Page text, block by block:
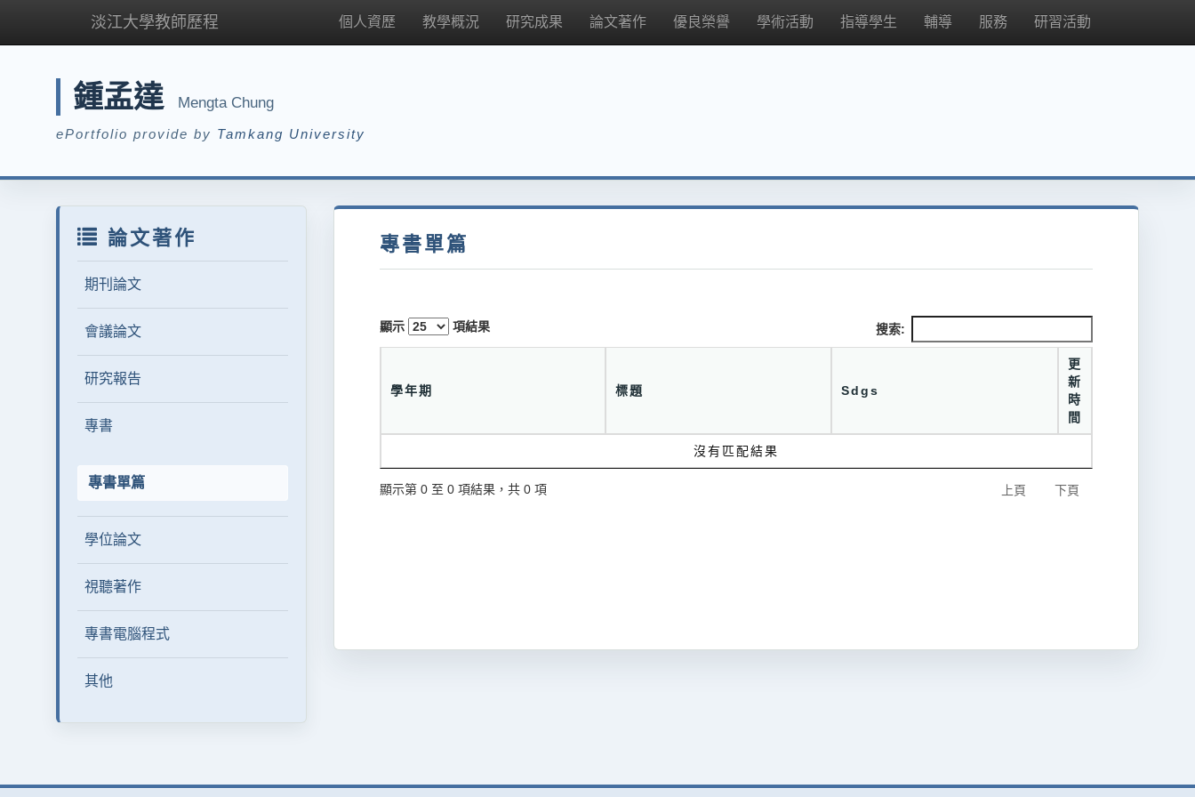
淡江大學教師歷程 個人資歷 教學概況 研究成果 論文著作 優良榮譽 學術活動 指導學生 輔導 服務 研習活動
鍾孟達 Mengta Chung
ePortfolio provide by Tamkang University
論文著作
期刊論文
會議論文
研究報告
專書
專書單篇
學位論文
視聽著作
專書電腦程式
其他
專書單篇
顯示 項結果 搜索:
學年期 標題 Sdgs
更
新
時
間
沒有匹配結果
顯示第 0 至 0 項結果，共 0 項 上頁 下頁